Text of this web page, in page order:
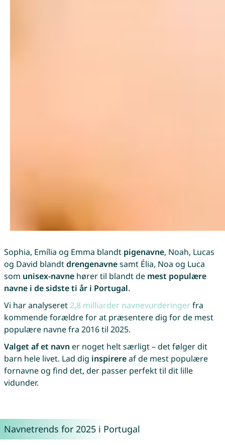
Sophia, Emília og Emma blandt pigenavne, Noah, Lucas
og David blandtdrengenavnesamt Élia, Noa og Luca
som unisex-navnehører til blandt de mest populære
navne i de sidste ti år i Portugal.
Vi har analyseret2,8 milliarder navnevurderingerfra
kommende forældre for at præsentere dig for de mest
populære navne fra 2016 til 2025.
Valget af et navn er noget helt særligt – det følger dit
barn hele livet. Lad dig inspirereaf de mest populære
fornavne og find det, der passer perfekt til dit lille
vidunder.
Navnetrends for 2025 i Portugal